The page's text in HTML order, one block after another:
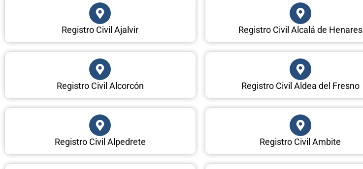
Registro Civil Ajalvir Registro Civil Alcalá de Henares
Registro Civil Alcorcón Registro Civil Aldea del Fresno
Registro Civil Alpedrete Registro Civil Ambite